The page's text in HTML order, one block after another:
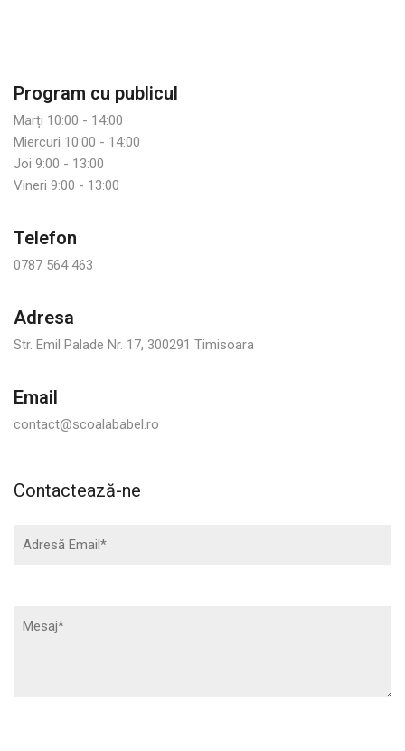
Program cu publicul
Marți 10:00 - 14:00
Miercuri 10:00 - 14:00
Joi 9:00 - 13:00
Vineri 9:00 - 13:00
Telefon
0787 564 463
Adresa
Str. Emil Palade Nr. 17, 300291 Timisoara
Email
contact@scoalababel.ro
Contactează-ne